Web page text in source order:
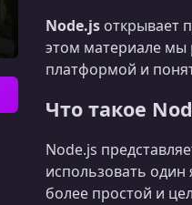
Node.js открывает
этом материале мы
платформой и
Что такое
Node.js
использовать один
более простой и